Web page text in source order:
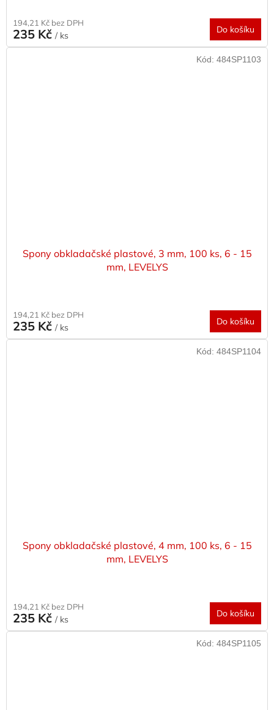
194,21 Kč bez DPH
235 Kč / ks
Do košíku
Spony obkladačské plastové, 3 mm, 100 ks, 6 - 15
mm, LEVELYS
194,21 Kč bez DPH
235 Kč / ks
Do košíku
Kód: 484SP1103
Spony obkladačské plastové, 4 mm, 100 ks, 6 - 15
mm, LEVELYS
194,21 Kč bez DPH
235 Kč / ks
Do košíku
Kód: 484SP1104
Kód: 484SP1105